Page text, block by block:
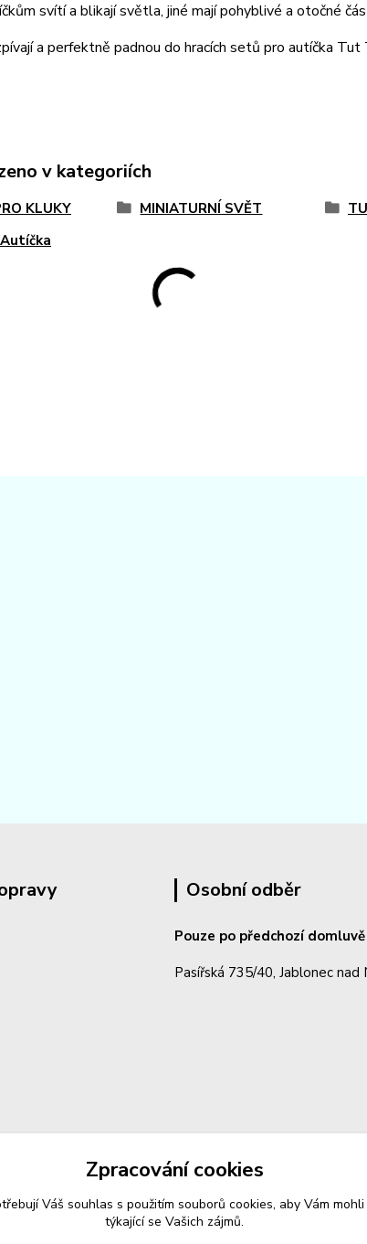
svítí a blikají světla, jiné mají pohyblivé a otočné
a perfektně padnou do hracích setů pro autíčka Tut
v kategoriích
KLUKY MINIATURNÍ SVĚT
Osobní odběr
Pouze po předchozí domluvě
Pasířská 735/40, Jablonec nad
Zpracování cookies
Váš souhlas s použitím souborů cookies, aby Vám
týkající se Vašich zájmů.